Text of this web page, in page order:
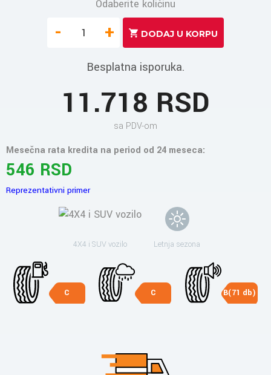
Odaberite količinu
- +
Besplatna isporuka.
11.718 RSD
sa PDV-om
Mesečna rata kredita na period od 24 meseca:
546 RSD
Reprezentativni primer
4X4 i SUV vozilo Letnja sezona
C C B(71 db)